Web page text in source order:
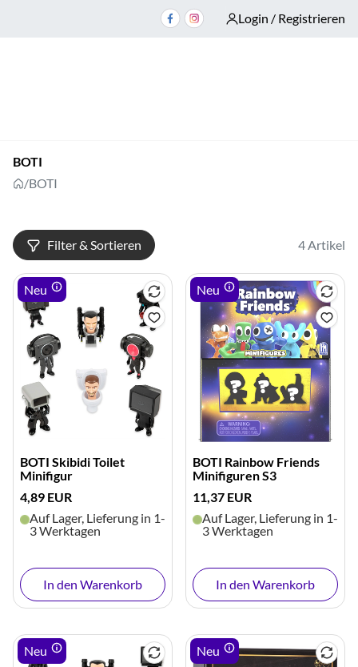
Login / Registrieren
BOTI
/BOTI
Filter & Sortieren 4 Artikel
BOTI Skibidi Toilet
Minifigur
4,89 EUR
Auf Lager, Lieferung in 1-
3 Werktagen
In den Warenkorb
Neu
BOTI Rainbow Friends
Minifiguren S3
11,37 EUR
Auf Lager, Lieferung in 1-
3 Werktagen
In den Warenkorb
Neu
Neu Neu